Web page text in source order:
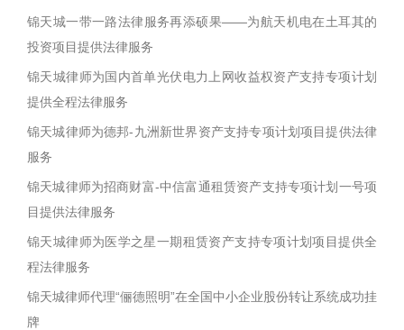
锦天城一带一路法律服务再添硕果——为航天机电在土耳其的
投资项目提供法律服务
锦天城律师为国内首单光伏电力上网收益权资产支持专项计划
提供全程法律服务
锦天城律师为德邦-九洲新世界资产支持专项计划项目提供法律
服务
锦天城律师为招商财富-中信富通租赁资产支持专项计划一号项
目提供法律服务
锦天城律师为医学之星一期租赁资产支持专项计划项目提供全
程法律服务
锦天城律师代理“俪德照明”在全国中小企业股份转让系统成功挂
牌